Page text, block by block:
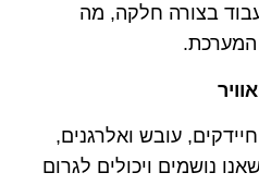
בצורה חלקה, מה
עובש ואלרגנים,
נושמים ויכולים לגרום